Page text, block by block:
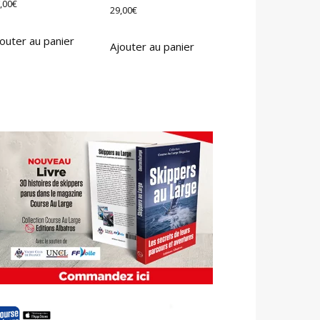
€
au panier
29,00€
Ajouter au panier